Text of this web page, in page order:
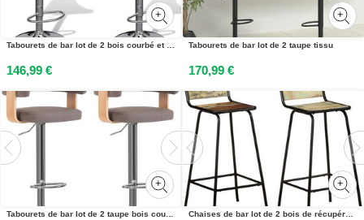
Tabourets de bar lot de 2 bois courbé et tissu
146,99 €
Tabourets de bar lot de 2 taupe tissu
170,99 €
Tabourets de bar lot de 2 taupe bois courbé et tissu Chaises de bar lot de 2 bois de récupération solide